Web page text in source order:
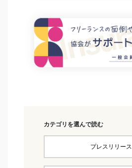
カテゴリを選んで読む
プレスリリース